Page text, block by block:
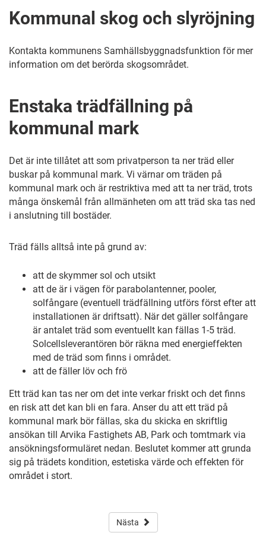
Kommunal skog och slyröjning
Kontakta kommunens Samhällsbyggnadsfunktion för mer
information om det berörda skogsområdet.
Enstaka trädfällning på
kommunal mark
Det är inte tillåtet att som privatperson ta ner träd eller
buskar på kommunal mark. Vi värnar om träden på
kommunal mark och är restriktiva med att ta ner träd, trots
många önskemål från allmänheten om att träd ska tas ned
i anslutning till bostäder.
Träd fälls alltså inte på grund av:
att de skymmer sol och utsikt
att de är i vägen för parabolantenner, pooler,
solfångare (eventuell trädfällning utförs först efter att
installationen är driftsatt). När det gäller solfångare
är antalet träd som eventuellt kan fällas 1-5 träd.
Solcellsleverantören bör räkna med energieffekten
med de träd som finns i området.
att de fäller löv och frö
Ett träd kan tas ner om det inte verkar friskt och det finns
en risk att det kan bli en fara. Anser du att ett träd på
kommunal mark bör fällas, ska du skicka en skriftlig
ansökan till Arvika Fastighets AB, Park och tomtmark via
ansökningsformuläret nedan. Beslutet kommer att grunda
sig på trädets kondition, estetiska värde och effekten för
området i stort.
Nästa